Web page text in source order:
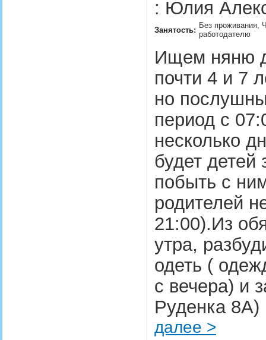
: Юлия
Занятость:
Без проживания,
работодателю
Ищем няню
почти 4 и 7
но
период с
несколько
будет детей
побыть с
родителей
21:00).Из
утра,
одеть (
с вечера) и
Руденка
далее >